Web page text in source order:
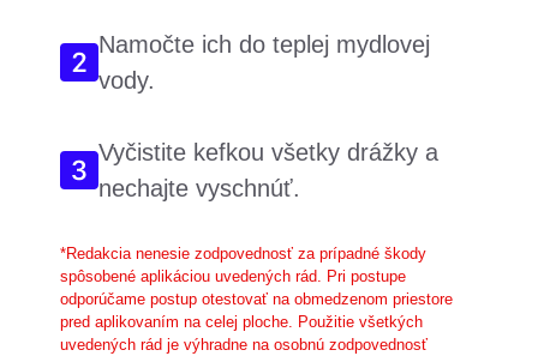
Namočte ich do teplej mydlovej
vody.
Vyčistite kefkou všetky drážky a
nechajte vyschnúť.
*Redakcia nenesie zodpovednosť za prípadné škody
spôsobené aplikáciou uvedených rád. Pri postupe
odporúčame postup otestovať na obmedzenom priestore
pred aplikovaním na celej ploche. Použitie všetkých
uvedených rád je výhradne na osobnú zodpovednosť